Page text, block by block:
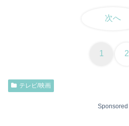
次へ
1 2
テレビ/映画
Sponsored